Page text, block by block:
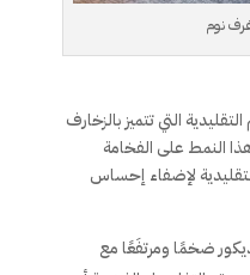
نوم
التي تتميز بالزخارف
النمط على الفخامة
لإضفاء إحساس
ضخمًا ومرتفَعًا مع